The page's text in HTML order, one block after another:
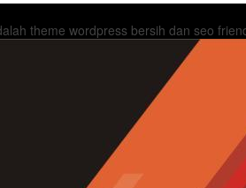
theme wordpress bersih dan seo